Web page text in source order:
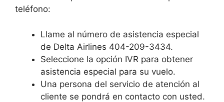
teléfono:
Llame al número de asistencia especial
de Delta Airlines 404-209-3434.
Seleccione la opción IVR para obtener
asistencia especial para su vuelo.
Una persona del servicio de atención al
cliente se pondrá en contacto con usted.